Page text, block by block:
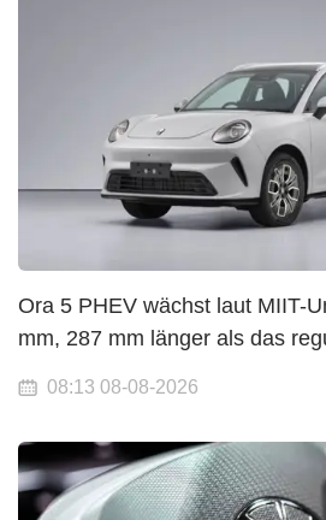
Ora 5 PHEV wächst laut MIIT-
mm, 287 mm länger als das
08:13 08-08-2026